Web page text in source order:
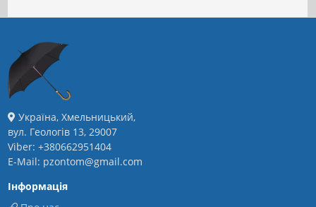
Україна, Хмельницький,
вул. Геологів 13, 29007
Viber: +380662951404
E-Mail: pzontom@gmail.com
Інформація